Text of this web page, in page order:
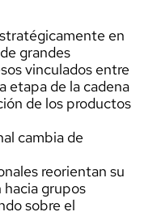
en
grandes
vinculados entre
etapa de la cadena
de los productos
cambia de
reorientan su
hacia grupos
sobre el